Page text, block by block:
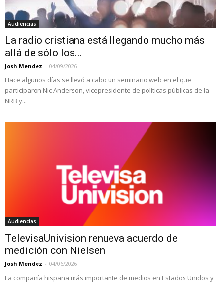
Audiencias
La radio cristiana está llegando mucho más
allá de sólo los...
Josh Mendez - 04/09/2026
Hace algunos días se llevó a cabo un seminario web en el que
participaron Nic Anderson, vicepresidente de políticas públicas de la
NRB y...
Audiencias
TelevisaUnivision renueva acuerdo de
medición con Nielsen
Josh Mendez - 04/06/2026
La compañía hispana más importante de medios en Estados Unidos y